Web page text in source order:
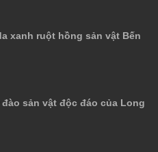
xanh ruột hồng sản vật Bến
sản vật độc đáo của Long